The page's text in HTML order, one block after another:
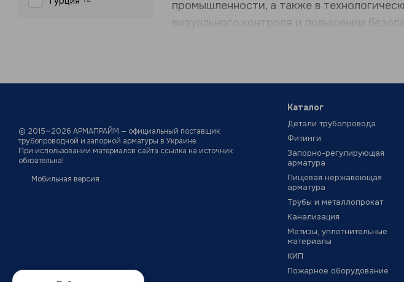
промышленности, а также в
визуального контроля и повышении
технологических линий
промышленных трубопроводов
насосных установок
В трубопроводных системах смотровые
фильтры осадочные
© 2015—2026 АРМАПРАЙМ — официальный поставщик
трубопроводной и запорной арматуры в Украине.
При использовании материалов сайта ссылка на источник
обязательна!
Мобильная версия
Каталог
Детали трубопровода
Фитинги
Запорно-регулирующая
арматура
Пищевая нержавеющая
арматура
Трубы и металлопрокат
Канализация
Метизы, уплотнительные
материалы
КИП
Пожарное оборудование